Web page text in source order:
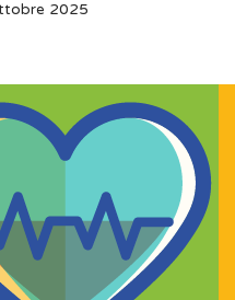
2025